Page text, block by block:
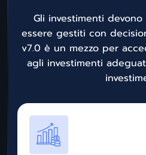
Gli investimenti
essere gestiti con
v7.0 è un mezzo per
agli investimenti